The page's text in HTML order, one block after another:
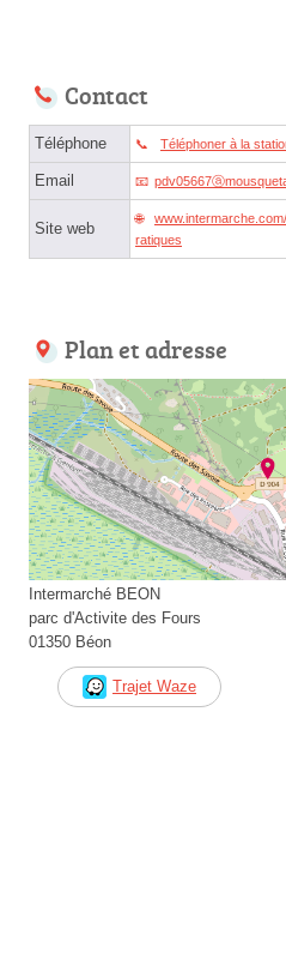
Contact
Téléphone Téléphoner à la
Email
Site web
ratiques
Plan et adresse
Intermarché BEON
parc d'Activite des Fours
01350 Béon
Trajet Waze